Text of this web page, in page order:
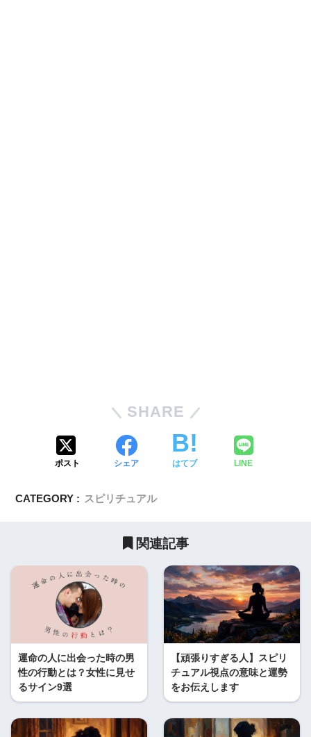
SHARE
ポスト シェア はてブ LINE
CATEGORY : スピリチュアル
関連記事
運命の人に出会った時の男
性の行動とは？女性に見せ
るサイン9選
【頑張りすぎる人】スピリ
チュアル視点の意味と運勢
をお伝えします